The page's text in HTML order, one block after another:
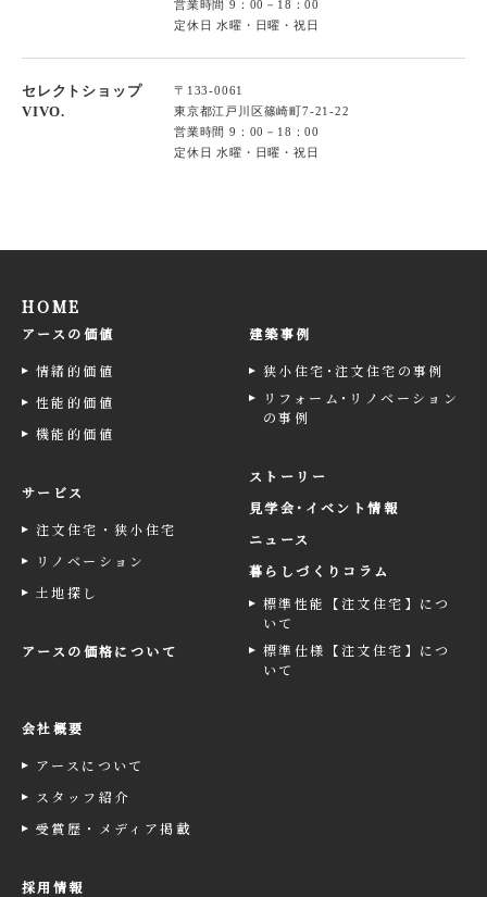
営業時間 9：00－18：00
定休日 水曜・日曜・祝日
セレクトショップ
VIVO.
〒133-0061
東京都江戸川区篠崎町7-21-22
営業時間 9：00－18：00
定休日 水曜・日曜・祝日
HOME
アースの価値
情緒的価値
性能的価値
機能的価値
サービス
注文住宅・狭小住宅
リノベーション
土地探し
アースの価格について
建築事例
狭小住宅･注文住宅の事例
リフォーム･リノベーション
の事例
ストーリー
見学会･イベント情報
ニュース
暮らしづくりコラム
標準性能【注文住宅】につ
いて
標準仕様【注文住宅】につ
いて
会社概要
アースについて
スタッフ紹介
受賞歴・メディア掲載
採用情報